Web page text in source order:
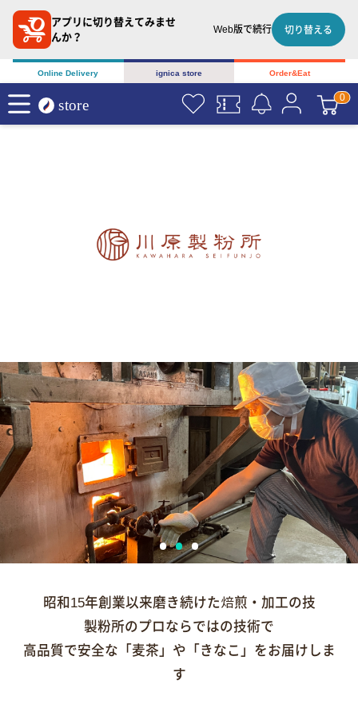
アプリに切り替えてみませ
んか？
Web版で続行 切り替える
Online Delivery ignica store Order&Eat